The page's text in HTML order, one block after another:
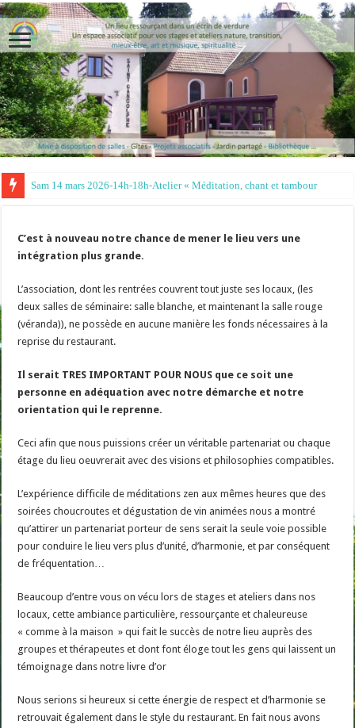
Sam 14 mars 2026-14h-18h-Atelier « Méditation, chant et tambour »- Ir
C’est à nouveau notre chance de mener le lieu vers une
intégration plus grande.
L’association, dont les rentrées couvrent tout juste ses locaux, (les
deux salles de séminaire: salle blanche, et maintenant la salle rouge
(véranda)), ne possède en aucune manière les fonds nécessaires à la
reprise du restaurant.
Il serait TRES IMPORTANT POUR NOUS que ce soit une
personne en adéquation avec notre démarche et notre
orientation qui le reprenne.
Ceci afin que nous puissions créer un véritable partenariat ou chaque
étage du lieu oeuvrerait avec des visions et philosophies compatibles.
L’expérience difficile de méditations zen aux mêmes heures que des
soirées choucroutes et dégustation de vin animées nous a montré
qu’attirer un partenariat porteur de sens serait la seule voie possible
pour conduire le lieu vers plus d’unité, d’harmonie, et par conséquent
de fréquentation…
Beaucoup d’entre vous on vécu lors de stages et ateliers dans nos
locaux, cette ambiance particulière, ressourçante et chaleureuse
« comme à la maison » qui fait le succès de notre lieu auprès des
groupes et thérapeutes et dont font éloge tout les gens qui laissent un
témoignage dans notre livre d’or
Nous serions si heureux si cette énergie de respect et d’harmonie se
retrouvait également dans le style du restaurant. En fait nous avons